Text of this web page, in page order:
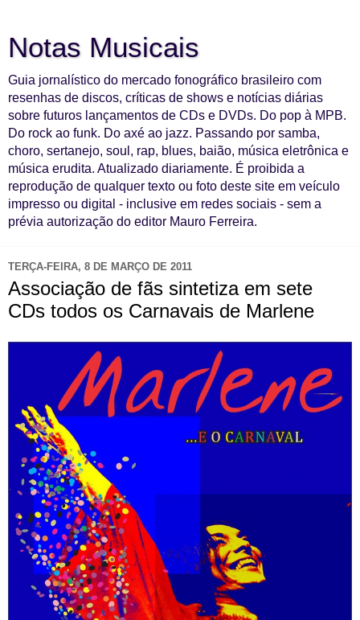
Notas Musicais
Guia jornalístico do mercado fonográfico brasileiro com
resenhas de discos, críticas de shows e notícias diárias
sobre futuros lançamentos de CDs e DVDs. Do pop à MPB.
Do rock ao funk. Do axé ao jazz. Passando por samba,
choro, sertanejo, soul, rap, blues, baião, música eletrônica e
música erudita. Atualizado diariamente. É proibida a
reprodução de qualquer texto ou foto deste site em veículo
impresso ou digital - inclusive em redes sociais - sem a
prévia autorização do editor Mauro Ferreira.
TERÇA-FEIRA, 8 DE MARÇO DE 2011
Associação de fãs sintetiza em sete
CDs todos os Carnavais de Marlene